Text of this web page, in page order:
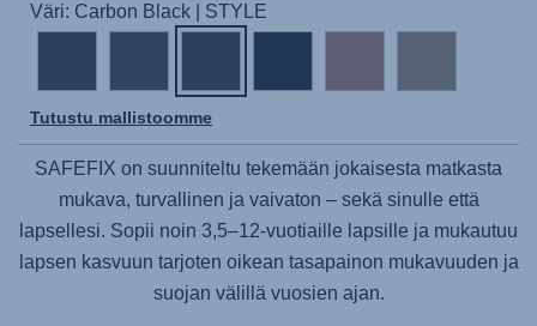
Väri: Carbon Black | STYLE
Tutustu mallistoomme
SAFEFIX on suunniteltu tekemään jokaisesta matkasta
mukava, turvallinen ja vaivaton – sekä sinulle että
lapsellesi. Sopii noin 3,5–12-vuotiaille lapsille ja mukautuu
lapsen kasvuun tarjoten oikean tasapainon mukavuuden ja
suojan välillä vuosien ajan.